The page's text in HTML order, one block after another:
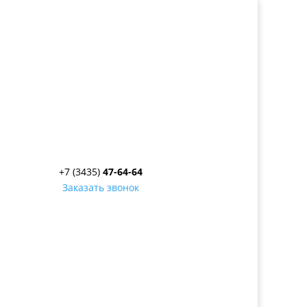
+7 (3435) 47-64-64
Заказать звонок